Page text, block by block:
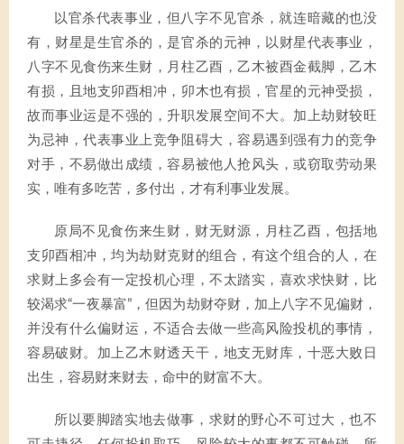
以官杀代表事业，但八字不见官杀，就连暗藏的也没
有，财星是生官杀的，是官杀的元神，以财星代表事业，
八字不见食伤来生财，月柱乙酉，乙木被酉金截脚，乙木
有损，且地支卯酉相冲，卯木也有损，官星的元神受损，
故而事业运是不强的，升职发展空间不大。加上劫财较旺
为忌神，代表事业上竞争阻碍大，容易遇到强有力的竞争
对手，不易做出成绩，容易被他人抢风头，或窃取劳动果
实，唯有多吃苦，多付出，才有利事业发展。
原局不见食伤来生财，财无财源，月柱乙酉，包括地
支卯酉相冲，均为劫财克财的组合，有这个组合的人，在
求财上多会有一定投机心理，不太踏实，喜欢求快财，比
较渴求“一夜暴富”，但因为劫财夺财，加上八字不见偏财，
并没有什么偏财运，不适合去做一些高风险投机的事情，
容易破财。加上乙木财透天干，地支无财库，十恶大败日
出生，容易财来财去，命中的财富不大。
所以要脚踏实地去做事，求财的野心不可过大，也不